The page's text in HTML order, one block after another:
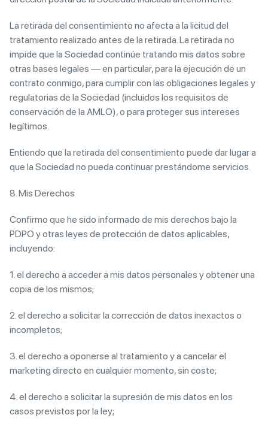
La retirada del consentimiento no afecta a la licitud del
tratamiento realizado antes de la retirada. La retirada no
impide que la Sociedad continúe tratando mis datos sobre
otras bases legales — en particular, para la ejecución de un
contrato conmigo, para cumplir con las obligaciones legales y
regulatorias de la Sociedad (incluidos los requisitos de
conservación de la AMLO), o para proteger sus intereses
legítimos.
Entiendo que la retirada del consentimiento puede dar lugar a
que la Sociedad no pueda continuar prestándome servicios.
8. Mis Derechos
Confirmo que he sido informado de mis derechos bajo la
PDPO y otras leyes de protección de datos aplicables,
incluyendo:
1. el derecho a acceder a mis datos personales y obtener una
copia de los mismos;
2. el derecho a solicitar la corrección de datos inexactos o
incompletos;
3. el derecho a oponerse al tratamiento y a cancelar el
marketing directo en cualquier momento, sin coste;
4. el derecho a solicitar la supresión de mis datos en los
casos previstos por la ley;